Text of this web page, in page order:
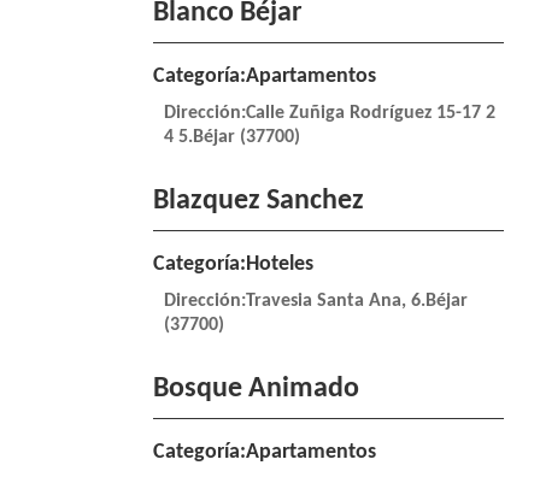
Blanco Béjar
Categoría:Apartamentos
Dirección:Calle Zuñiga Rodríguez 15-17 2
4 5.Béjar (37700)
Blazquez Sanchez
Categoría:Hoteles
Dirección:Travesia Santa Ana, 6.Béjar
(37700)
Bosque Animado
Categoría:Apartamentos